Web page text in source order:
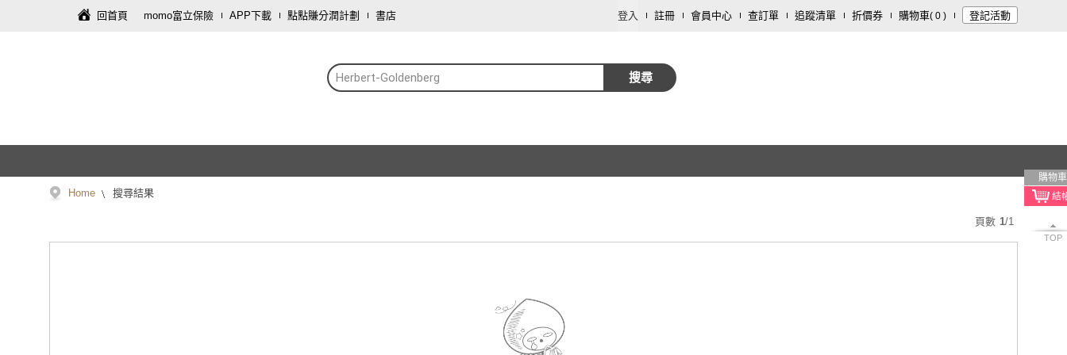
回首頁 momo富立保險 APP下載 點點賺分潤計劃 書店 登入 註冊 會員中心 查訂單 追蹤清單 折價券 購物車( 0 ) 登記活動
Herbert-Goldenberg 搜尋
購物車
TOP
Home 搜尋結果
頁數 1/1